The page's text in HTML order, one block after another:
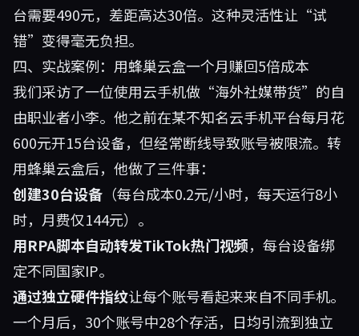
台需要490元，差距高达30倍。这种灵活性让“试
错”变得毫无负担。
四、实战案例：用蜂巢云盒一个月赚回5倍成本
我们采访了一位使用云手机做“海外社媒带货”的自
由职业者小李。他之前在某不知名云手机平台每月花
600元开15台设备，但经常断线导致账号被限流。转
用蜂巢云盒后，他做了三件事：
创建30台设备 （每台成本0.2元/小时，每天运行8小
时，月费仅144元）。
用RPA脚本自动转发TikTok热门视频，每台设备绑
定不同国家IP。
通过独立硬件指纹让每个账号看起来来自不同手机。
一个月后，30个账号中28个存活，日均引流到独立